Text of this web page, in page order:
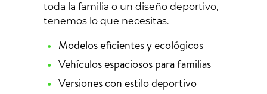
toda la familia o un diseño deportivo,
tenemos lo que necesitas.
Modelos eficientes y ecológicos
Vehículos espaciosos para familias
Versiones con estilo deportivo